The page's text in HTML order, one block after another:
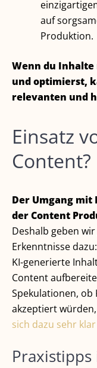
auf
Produktion.
Wenn du Inhalte
und optimierst,
relevanten und
Einsatz
Content?
Der Umgang
der Content
Deshalb geben
Erkenntnisse
KI-generierte
Content
Spekulationen, ob
akzeptiert
sich dazu sehr
Praxistipps